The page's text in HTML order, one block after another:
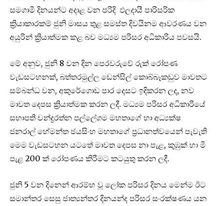
සමගාමී දිනයන්ට අදාළ වන පරිදි ඵලදායී පාරිසරික
ක්‍රියාකාරකම් ජුනි මාසය තුළ සමස්ත දිවයිනම ආවරණය වන
අයුරින් ක්‍රියාත්මක කළ බව මධ්‍යම පරිසර අධිකාරිය පවසයි.
මේ අනුව, ජුනි 8 වන දින පෙරවරුවේ රුක් රෝපණ
වැඩසටහනක්, බත්තරමුල්ල ඩෙන්සිල් කොබ්බෑකඩුව මාවතට
සම්බන්ධ වන, අකුරේගොඩ පාර දෙසට ඉදිකරන ලද, නව
මාවත දෙපස ක්‍රියාත්මක කරන ලදී. මධ්‍යම පරිසර අධිකාරියේ
සභාපති චන්ද්‍රරත්න පල්ලේගම මහතාගේ හා අධ්‍යක්ෂ
ජනරාල් හේමන්ත ජයසිංහ මහතාගේ ප්‍රධානත්වයෙන් පැවැති
මෙම වැඩසටහන යටතේ මාවත දෙපස නා පැළ, කුඹුක් හා මී
පැළ 200 ක් රෝපණය කිරීමට කටයුතු කරන ලදී.
ජුනි 5 වන දිනෙන් ආරම්භ වූ ලෝක පරිසර දිනය මෙන්ම ඊට
සමාන්තර සෙසු ජාත්‍යන්තර දිනයන්ද පරිසර සංරක්ෂණය යන